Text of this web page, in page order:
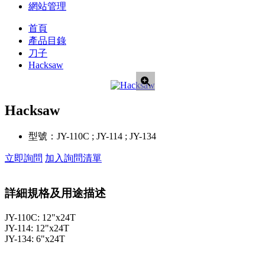
網站管理
首頁
產品目錄
刀子
Hacksaw
Hacksaw
型號： JY-110C ; JY-114 ; JY-134
立即詢問 加入詢問清單
詳細規格及用途描述
JY-110C: 12"x24T
JY-114: 12"x24T
JY-134: 6"x24T